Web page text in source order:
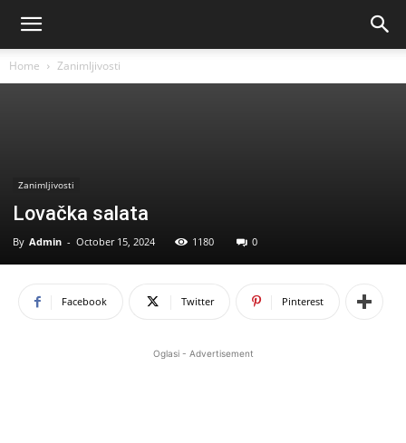
Home Zanimljivosti
Zanimljivosti
Lovačka salata
By Admin - October 15, 2024 1180 0
Facebook Twitter Pinterest
Oglasi - Advertisement